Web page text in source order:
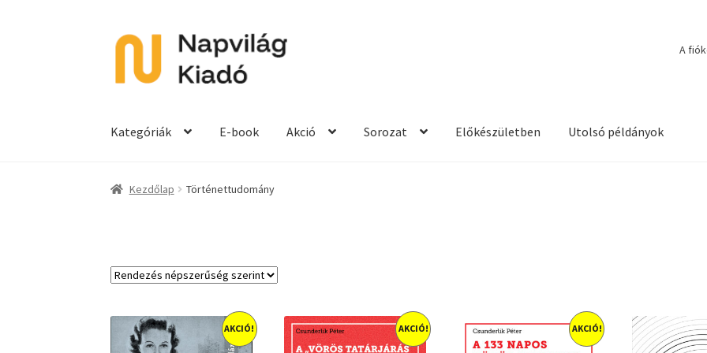
Ugrás
navigációhoz
Kilépés
tartalomba
A
Kategóriák E-book Akció Sorozat Előkészületben Utolsó példányok
Kezdőlap Történettudomány
AKCIÓ! AKCIÓ! AKCIÓ!